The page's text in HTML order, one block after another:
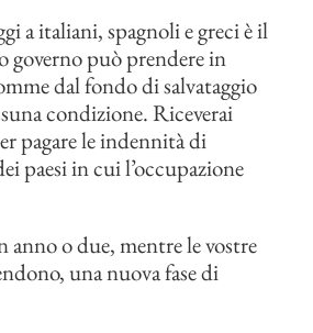
a italiani, spagnoli e greci è il
governo può prendere in
dal fondo di salvataggio
condizione. Riceverai
pagare le indennità di
paesi in cui l’occupazione
anno o due, mentre le vostre
una nuova fase di